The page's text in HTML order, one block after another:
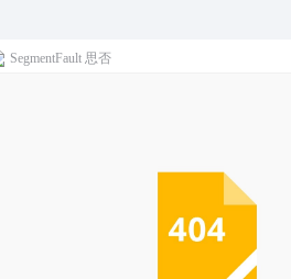
SegmentFault 思否